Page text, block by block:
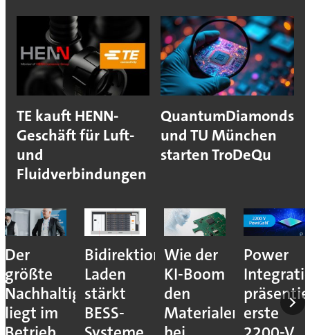
TE kauft HENN-
Geschäft für Luft-
und
Fluidverbindungen
QuantumDiamonds
und TU München
starten TroDeQu
Der
größte
Nachhaltigkeitshebel
liegt im
Bidirektionales
Laden
stärkt
BESS-
Wie der
KI-Boom
den
Materialengpass
Power
erste